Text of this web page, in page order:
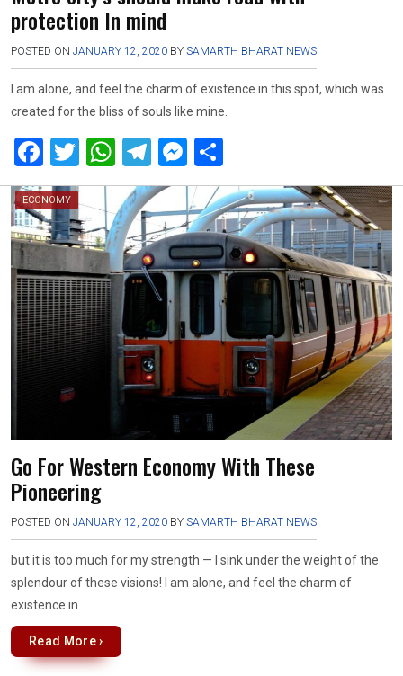
protection In mind
POSTED ON JANUARY 12, 2020 BY SAMARTH BHARAT NEWS
I am alone, and feel the charm of existence in this spot, which was
created for the bliss of souls like mine.
F
a
ce
b
o
o
k
T
wi
tt
er
W
h
at
s
A
p
p
T
el
e
gr
a
m
M
es
se
n
g
er
h
ar
e
ECONOMY
Go For Western Economy With These
Pioneering
POSTED ON JANUARY 12, 2020 BY SAMARTH BHARAT NEWS
but it is too much for my strength — I sink under the weight of the
splendour of these visions! I am alone, and feel the charm of
existence in
Read More ›